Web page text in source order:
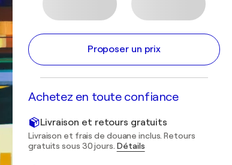
Proposer un prix
Achetez en toute confiance
Livraison et retours gratuits
Livraison et frais de douane inclus. Retours
gratuits sous 30 jours. Détails